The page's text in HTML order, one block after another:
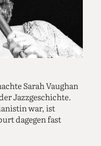
Sarah Vaughan
Jazzgeschichte.
war, ist
dagegen fast